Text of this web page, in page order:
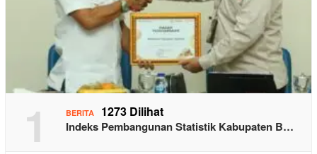
1 BERITA 1273 Dilihat
Indeks Pembangunan Statistik Kabupaten B…